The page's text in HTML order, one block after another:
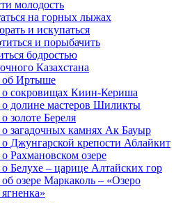
молодость
на горных лыжах
и искупаться
и порыбачить
бодростью
Казахстана
об Иртыше
о сокровищах Киин-Кериша
о долине мастеров Шиликты
золоте Береля
о загадочных камнях Ак Бауыр
о Джунгарской крепости Аблайкит
Рахмановском озере
Белухе – царице Алтайских гор
озере Маркаколь – «Озеро